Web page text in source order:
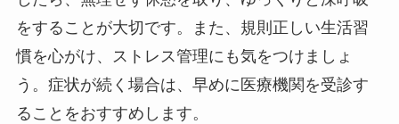
をすることが大切です。また、規則正しい生活習
慣を心がけ、ストレス管理にも気をつけましょ
う。症状が続く場合は、早めに医療機関を受診す
ることをおすすめします。